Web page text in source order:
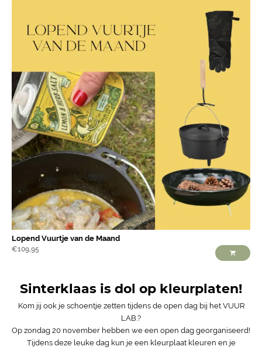
Lopend Vuurtje van de Maand
€109,95
Sinterklaas is dol op kleurplaten!
Kom jij ook je schoentje zetten tijdens de open dag bij het VUUR
LAB.?
Op zondag 20 november hebben we een open dag georganiseerd!
Tijdens deze leuke dag kun je een kleurplaat kleuren en je